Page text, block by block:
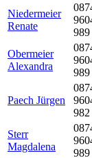
Niedermeier
Renate
989
Obermeier
Alexandra
989
Paech Jürgen
982
Sterr
Magdalena
989